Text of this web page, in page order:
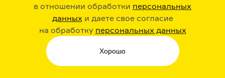
в отношении обработки персональных
данных и даете свое согласие
на обработку персональных данных
Хорошо
Исландия. Об эльфах,
ботинках с картошкой
и вулкане
Эйяфьядлайёкюдль